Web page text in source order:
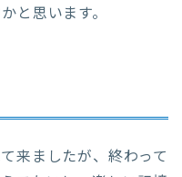
と思います。
来ましたが、終わって